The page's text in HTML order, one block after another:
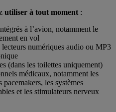
utiliser à tout moment :
à l’avion, notamment le
en vol
numériques audio ou MP3
(dans les toilettes uniquement)
médicaux, notamment les
les systèmes
et les stimulateurs nerveux